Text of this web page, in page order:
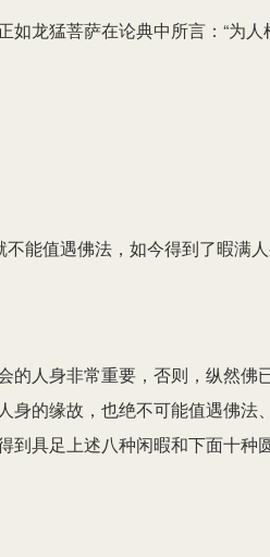
龙猛菩萨在论典中所言：“为
不能值遇佛法，如今得到了暇满
的人身非常重要，否则，纵然佛
身的缘故，也绝不可能值遇佛法
到具足上述八种闲暇和下面十种